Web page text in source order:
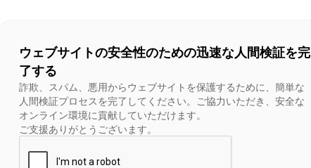
ウェブサイトの安全性のための迅速な人間検証を完
了する
詐欺、スパム、悪用からウェブサイトを保護するために、簡単な
人間検証プロセスを完了してください。ご協力いただき、安全な
オンライン環境に貢献していただけます。
ご支援ありがとうございます。